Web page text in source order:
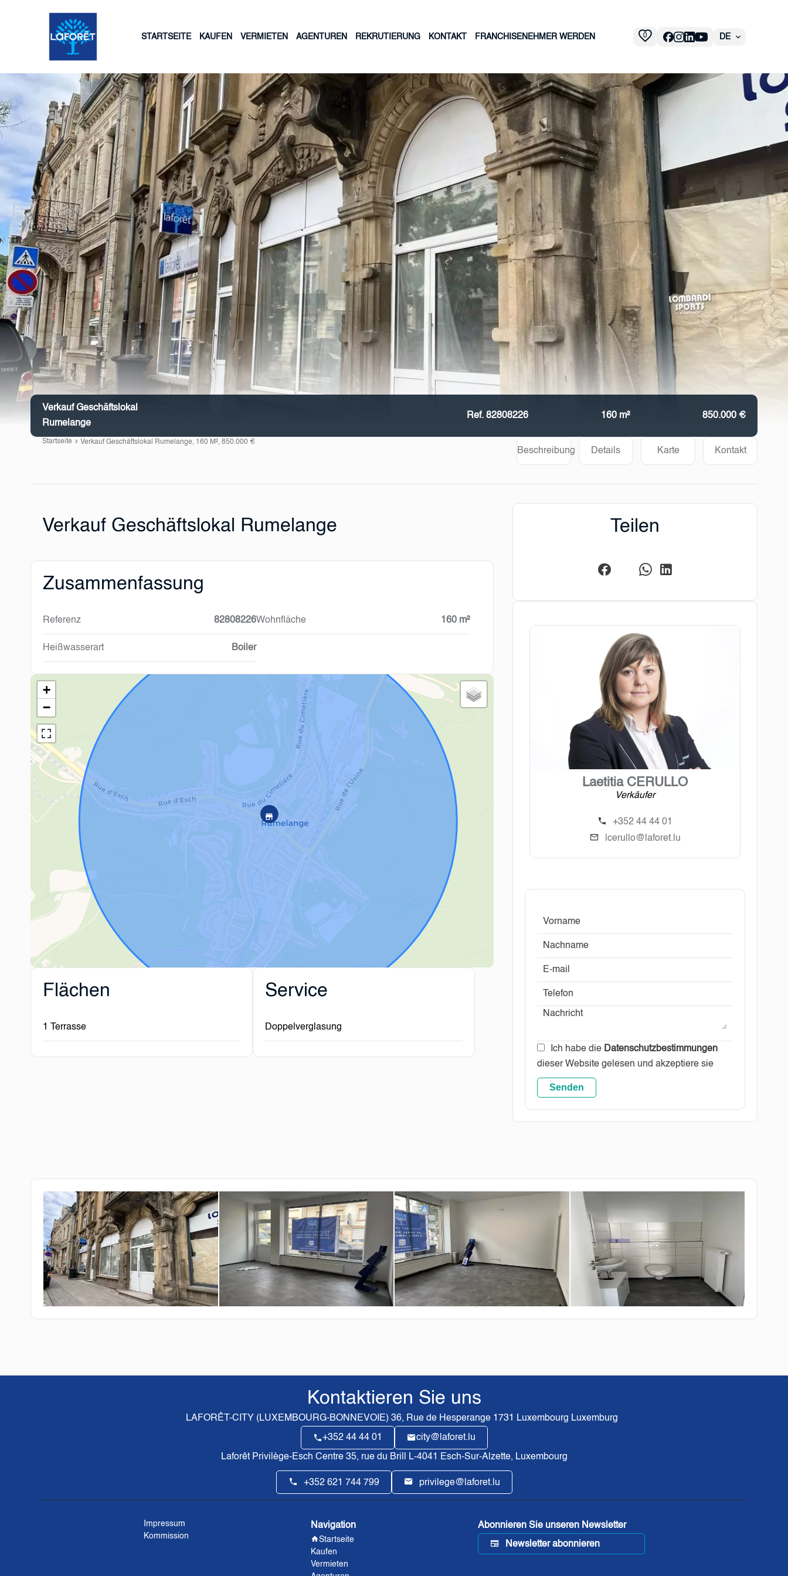
STARTSEITE KAUFEN VERMIETEN AGENTUREN REKRUTIERUNG KONTAKT FRANCHISENEHMER WERDEN 0 DE
Verkauf Geschäftslokal
Rumelange
Ref. 82808226 160 m² 850.000 €
Startseite Verkauf Geschäftslokal Rumelange, 160 M², 850.000 €
Beschreibung Details Karte Kontakt
Verkauf Geschäftslokal Rumelange
Zusammenfassung
Referenz 82808226Wohnfläche 160 m²
Heißwasserart Boiler
+
−
Flächen
1 Terrasse
Service
Doppelverglasung
Teilen
Laetitia CERULLO
Verkäufer
+352 44 44 01
lcerullo@laforet.lu
Ich habe die Datenschutzbestimmungen
dieser Website gelesen und akzeptiere sie
Senden
Kontaktieren Sie uns
LAFORÊT-CITY (LUXEMBOURG-BONNEVOIE)36, Rue de Hesperange 1731 Luxembourg Luxemburg
+352 44 44 01 city@laforet.lu
Laforêt Privilège-Esch Centre35, rue du Brill L-4041 Esch-Sur-Alzette, Luxembourg
+352 621 744 799 privilege@laforet.lu
Impressum
Kommission
Navigation
Startseite
Kaufen
Vermieten
Abonnieren Sie unseren Newsletter
Newsletter abonnieren